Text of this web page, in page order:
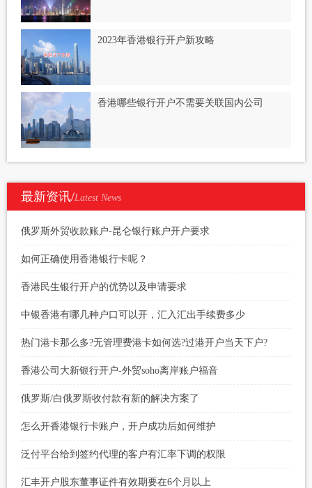
2023年香港银行开户新攻略
香港哪些银行开户不需要关联国内公司
最新资讯/Latest News
俄罗斯外贸收款账户-昆仑银行账户开户要求
如何正确使用香港银行卡呢？
香港民生银行开户的优势以及申请要求
中银香港有哪几种户口可以开，汇入汇出手续费多少
热门港卡那么多?无管理费港卡如何选?过港开户当天下户?
香港公司大新银行开户-外贸soho离岸账户福音
俄罗斯/白俄罗斯收付款有新的解决方案了
怎么开香港银行卡账户，开户成功后如何维护
泛付平台给到签约代理的客户有汇率下调的权限
汇丰开户股东董事证件有效期要在6个月以上